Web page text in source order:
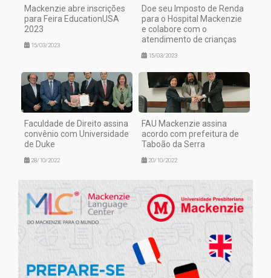
Mackenzie abre inscrições
para Feira EducationUSA
2023
15/03/2023
Doe seu Imposto de Renda
para o Hospital Mackenzie
e colabore com o
atendimento de crianças
15/03/2023
Faculdade de Direito assina
convênio com Universidade
de Duke
28/10/2022
FAU Mackenzie assina
acordo com prefeitura de
Taboão da Serra
20/10/2022